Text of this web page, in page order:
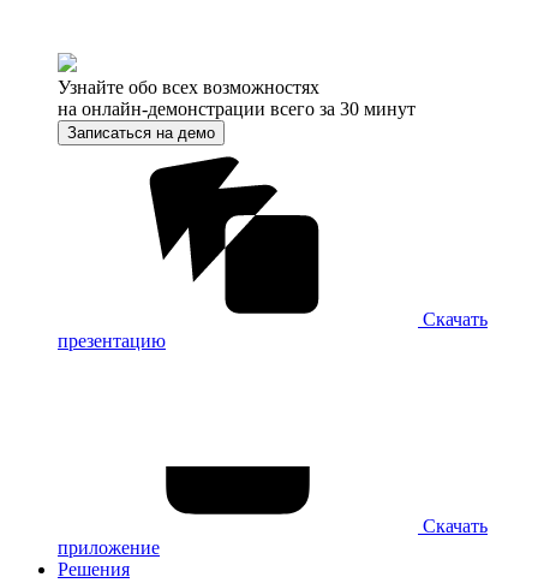
Узнайте обо всех возможностях
на онлайн-демонстрации всего за 30 минут
Записаться на демо
Скачать
презентацию
Скачать
приложение
Решения